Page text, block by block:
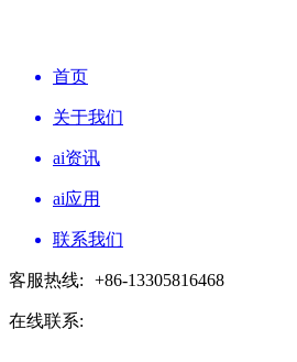
首页
关于我们
ai资讯
ai应用
联系我们
客服热线: +86-13305816468
在线联系: